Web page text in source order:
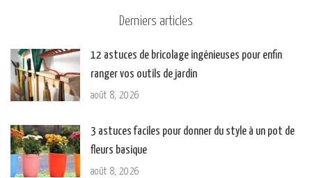
Derniers articles
12 astuces de bricolage ingénieuses pour enfin
ranger vos outils de jardin
août 8, 2026
3 astuces faciles pour donner du style à un pot de
fleurs basique
août 8, 2026